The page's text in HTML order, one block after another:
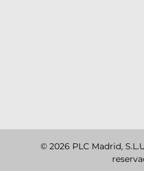
© 2026 PLC Madrid,